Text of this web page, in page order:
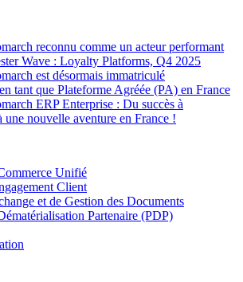
reconnu comme un acteur performant
Wave : Loyalty Platforms, Q4 2025
est désormais immatriculé
tant que Plateforme Agréée (PA) en France
ERP Enterprise : Du succès à
une nouvelle aventure en France !
Unifié
Client
et de Gestion des Documents
Partenaire (PDP)